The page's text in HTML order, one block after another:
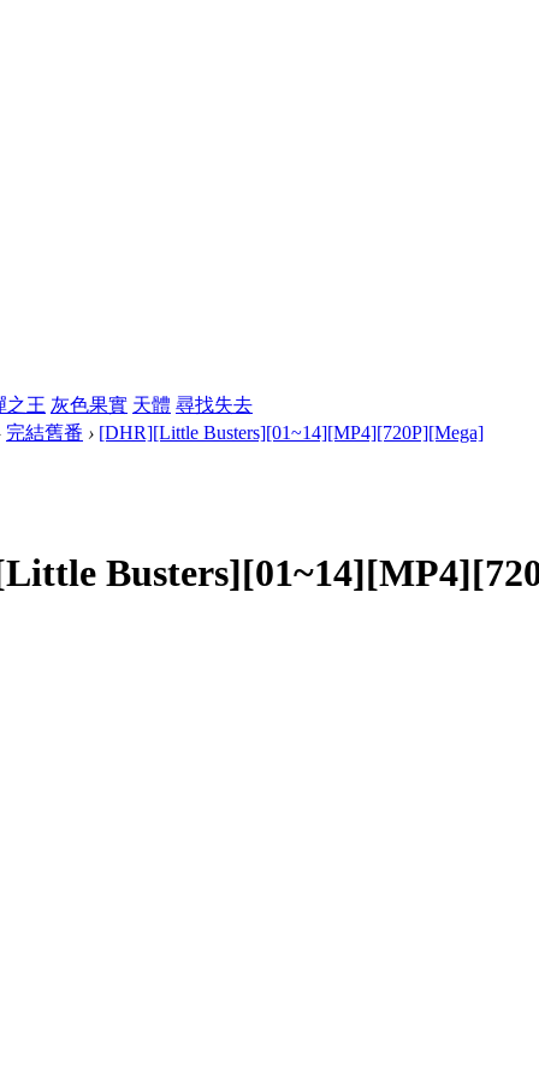
之王 灰色果實 天體 尋找失去
完結舊番 › [DHR][Little Busters][01~14][MP4][720P][Mega]